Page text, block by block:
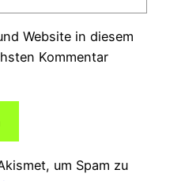
Website in diesem
Kommentar
um Spam zu